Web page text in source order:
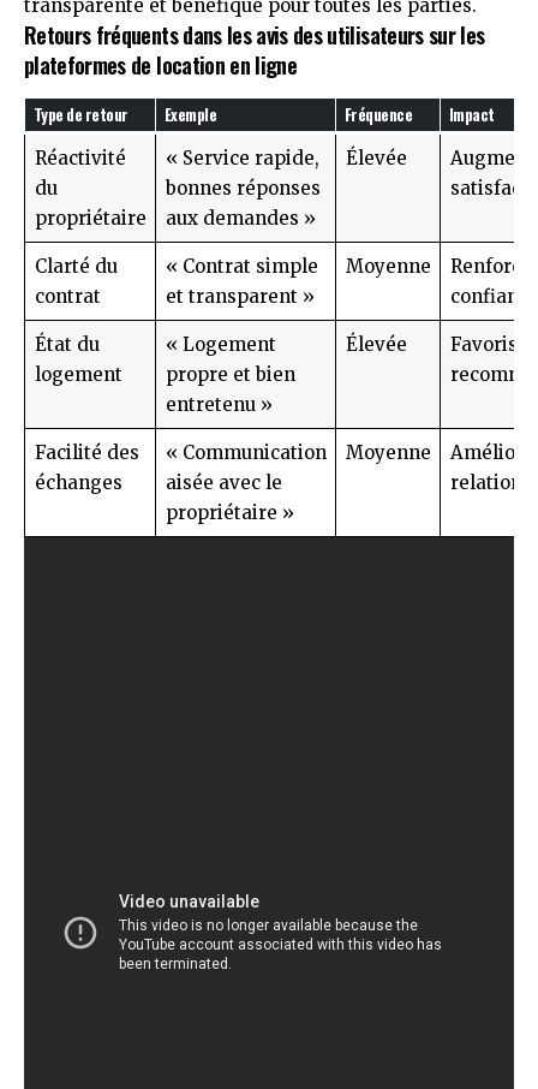
transparente et bénéfique pour toutes les parties.
Retours fréquents dans les avis des utilisateurs sur les
plateformes de location en ligne
Type de retour Exemple Fréquence Impact
Réactivité
du
propriétaire
« Service rapide,
bonnes réponses
aux demandes »
Élevée
Clarté du
contrat
« Contrat simple
et transparent »
Moyenne
Renforce
confiance
État du
logement
« Logement
propre et bien
entretenu »
Élevée
Favorise
Facilité des
échanges
« Communication
aisée avec le
propriétaire »
Moyenne
Améliore
relation